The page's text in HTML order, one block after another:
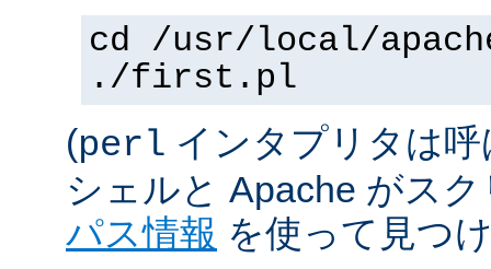
cd /usr/local/
./first.pl
(perl インタプリタは
シェルと Apache がス
パス情報 を使って見つ